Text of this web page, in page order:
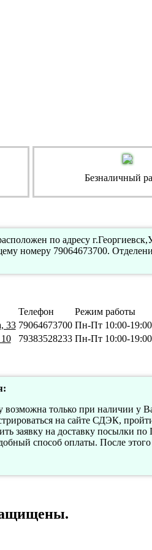
Безналичный
по адресу
номеру 79064673700.
Телефон
Режим работы
33 79064673700 Пн-Пт 10:00-
79383528233 Пн-Пт 10:00-
только при наличии у
на сайте СДЭК,
заявку на доставку посылки
способ оплаты. После